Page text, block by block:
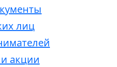
лиц
акции